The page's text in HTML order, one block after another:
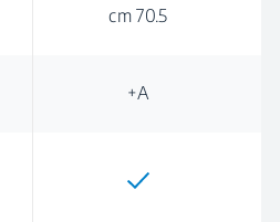
70.5 cm
A+